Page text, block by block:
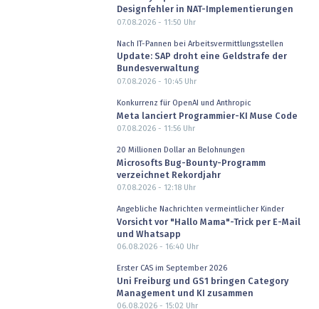
Designfehler in NAT-Implementierungen
07.08.2026 - 11:50 Uhr
Nach IT-Pannen bei Arbeitsvermittlungsstellen
Update: SAP droht eine Geldstrafe der
Bundesverwaltung
07.08.2026 - 10:45Uhr
Konkurrenz für OpenAI und Anthropic
Meta lanciert Programmier-KI Muse Code
07.08.2026 - 11:56Uhr
20 Millionen Dollar an Belohnungen
Microsofts Bug-Bounty-Programm
verzeichnet Rekordjahr
07.08.2026 - 12:18Uhr
Angebliche Nachrichten vermeintlicher Kinder
Vorsicht vor "Hallo Mama"-Trick per E-Mail
und Whatsapp
06.08.2026 - 16:40 Uhr
Erster CAS im September 2026
Uni Freiburg und GS1 bringen Category
Management und KI zusammen
06.08.2026 - 15:02 Uhr